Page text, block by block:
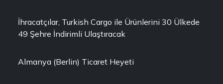
İhracatçılar, Turkish Cargo ile Ürünlerini 30 Ülkede
49 Şehre İndirimli Ulaştıracak
Almanya (Berlin) Ticaret Heyeti